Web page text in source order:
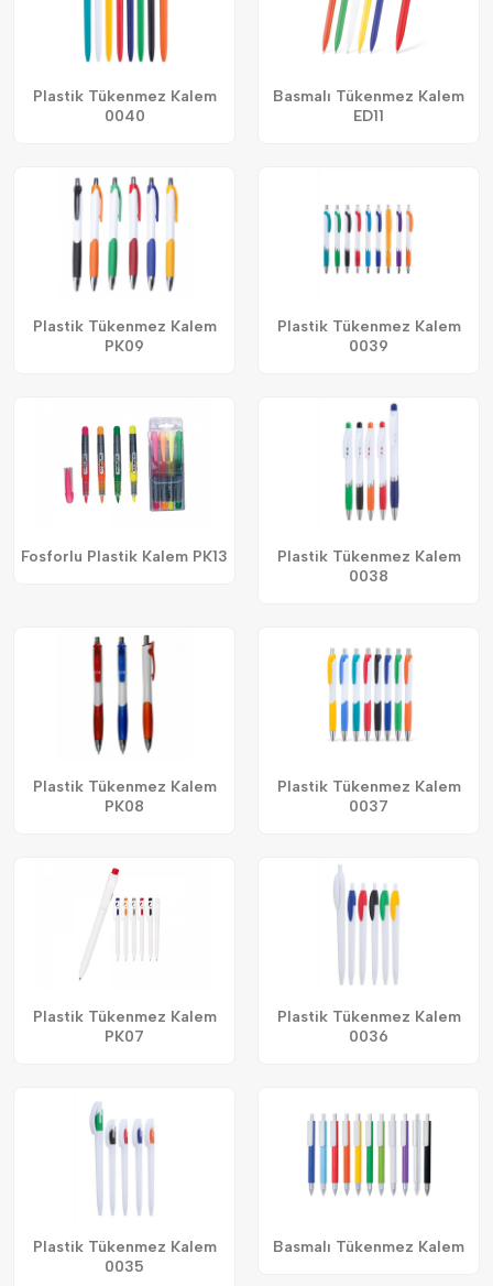
Plastik Tükenmez Kalem
0040
Basmalı Tükenmez Kalem
ED11
Plastik Tükenmez Kalem
PK09
Plastik Tükenmez Kalem
0039
Fosforlu Plastik Kalem PK13
Plastik Tükenmez Kalem
0038
Plastik Tükenmez Kalem
PK08
Plastik Tükenmez Kalem
0037
Plastik Tükenmez Kalem
PK07
Plastik Tükenmez Kalem
0036
Plastik Tükenmez Kalem
0035
Basmalı Tükenmez Kalem